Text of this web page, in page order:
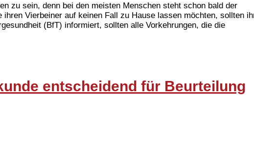
zu sein, denn bei den meisten Menschen steht schon bald der
Vierbeiner auf keinen Fall zu Hause lassen möchten, sollten
(BfT) informiert, sollten alle Vorkehrungen, die die
entscheidend für Beurteilung